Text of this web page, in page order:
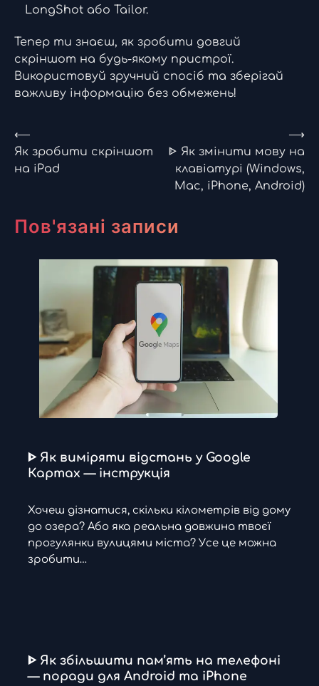
LongShot або Tailor.
Тепер ти знаєш, як зробити довгий
скріншот на будь-якому пристрої.
Використовуй зручний спосіб та зберігай
важливу інформацію без обмежень!
Навігація
записів
⟵
Як зробити скріншот
на iPad
ᐈ Як змінити мову на
клавіатурі (Windows,
Mac, iPhone, Android)
⟶
Пов'язані записи
ᐈ Як виміряти відстань у Google
Картах — інструкція
Хочеш дізнатися, скільки кілометрів від дому
до озера? Або яка реальна довжина твоєї
прогулянки вулицями міста? Усе це можна
зробити…
ᐈ Як збільшити пам’ять на телефоні
— поради для Android та iPhone